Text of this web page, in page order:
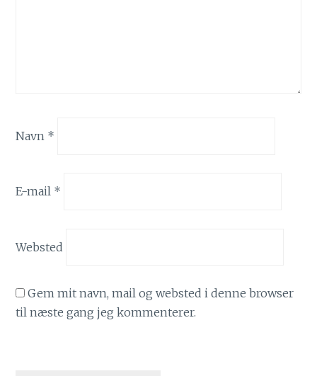
Navn *
E-mail *
Websted
Gem mit navn, mail og websted i denne browser
til næste gang jeg kommenterer.